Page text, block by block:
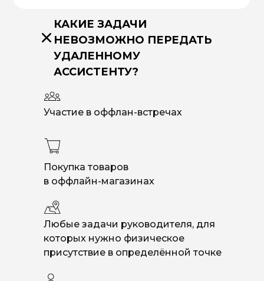
КАКИЕ ЗАДАЧИ
НЕВОЗМОЖНО ПЕРЕДАТЬ
УДАЛЕННОМУ
АССИСТЕНТУ?
Участие в оффлан-встречах
Покупка товаров
в оффлайн-магазинах
Любые задачи руководителя, для
которых нужно физическое
присутствие в определённой точке